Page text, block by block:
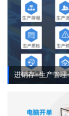
进销存+生产管